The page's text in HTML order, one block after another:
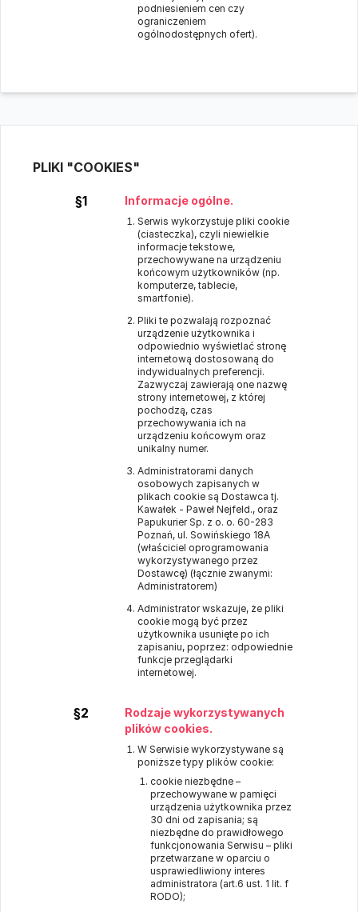
podniesieniem cen czy
ograniczeniem
ogólnodostępnych ofert).
PLIKI "COOKIES"
§1 Informacje ogólne.
Serwis wykorzystuje pliki cookie
(ciasteczka), czyli niewielkie
informacje tekstowe,
przechowywane na urządzeniu
końcowym użytkowników (np.
komputerze, tablecie,
smartfonie).
Pliki te pozwalają rozpoznać
urządzenie użytkownika i
odpowiednio wyświetlać stronę
internetową dostosowaną do
indywidualnych preferencji.
Zazwyczaj zawierają one nazwę
strony internetowej, z której
pochodzą, czas
przechowywania ich na
urządzeniu końcowym oraz
unikalny numer.
Administratorami danych
osobowych zapisanych w
plikach cookie są Dostawca tj.
Kawałek - Paweł Nejfeld., oraz
Papukurier Sp. z o. o. 60-283
Poznań, ul. Sowińskiego 18A
(właściciel oprogramowania
wykorzystywanego przez
Dostawcę) (łącznie zwanymi:
Administratorem)
Administrator wskazuje, że pliki
cookie mogą być przez
użytkownika usunięte po ich
zapisaniu, poprzez: odpowiednie
funkcje przeglądarki
internetowej.
§2
Rodzaje wykorzystywanych
plików cookies.
W Serwisie wykorzystywane są
poniższe typy plików cookie:
cookie niezbędne –
przechowywane w pamięci
urządzenia użytkownika przez
30 dni od zapisania; są
niezbędne do prawidłowego
funkcjonowania Serwisu – pliki
przetwarzane w oparciu o
usprawiedliwiony interes
administratora (art.6 ust. 1 lit. f
RODO);